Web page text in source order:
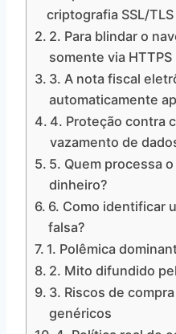
criptografia SSL/
2. Para blindar o
somente via HTTPS
3. A nota fiscal
automaticamente
4. Proteção contra
vazamento de
5. Quem processa
dinheiro?
6. Como identificar
falsa?
1. Polêmica
2. Mito difundido
3. Riscos de
genéricos